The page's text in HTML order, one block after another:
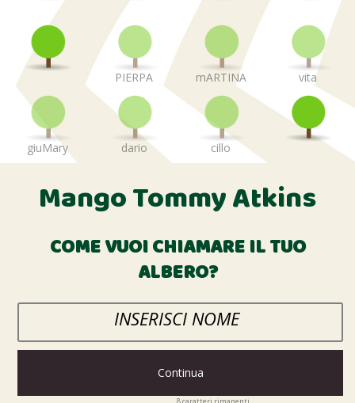
PIERPA mARTINA vita
giuMary dario cillo
Mango Tommy Atkins
COME VUOI CHIAMARE IL TUO
ALBERO?
Continua